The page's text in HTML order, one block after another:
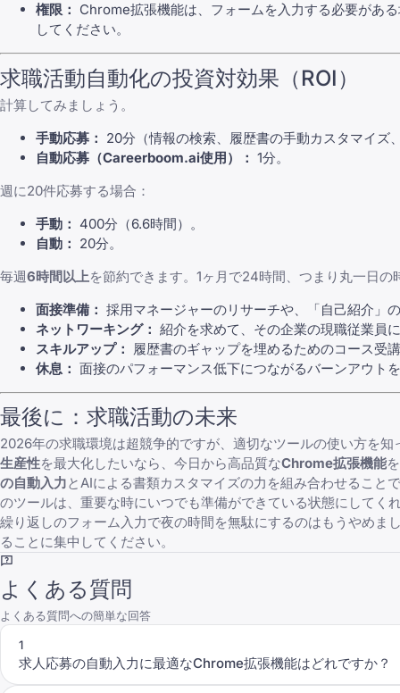
権限： Chrome拡張機能は、フォームを入力する必要があ
してください。
求職活動自動化の投資対効果（ROI）
計算してみましょう。
手動応募： 20分（情報の検索、履歴書の手動カスタマイズ
自動応募（Careerboom.ai使用）： 1分。
週に20件応募する場合：
手動： 400分（6.6時間）。
自動： 20分。
毎週6時間以上を節約できます。1ヶ月で24時間、つまり丸一日
面接準備： 採用マネージャーのリサーチや、「自己紹介」
ネットワーキング： 紹介を求めて、その企業の現職従業員
スキルアップ：
履歴書のギャップを埋めるためのコース受
休息： 面接のパフォーマンス低下につながるバーンアウト
最後に：求職活動の未来
2026年の求職環境は超競争的ですが、適切なツールの使い方を
生産性を最大化したいなら、今日から高品質なChrome拡張機能
の自動入力とAIによる書類カスタマイズの力を組み合わせること
のツールは、重要な時にいつでも準備ができている状態にしてく
繰り返しのフォーム入力で夜の時間を無駄にするのはもうやめ
ることに集中してください。
よくある質問
よくある質問への簡単な回答
1
求人応募の自動入力に最適なChrome拡張機能はどれですか？